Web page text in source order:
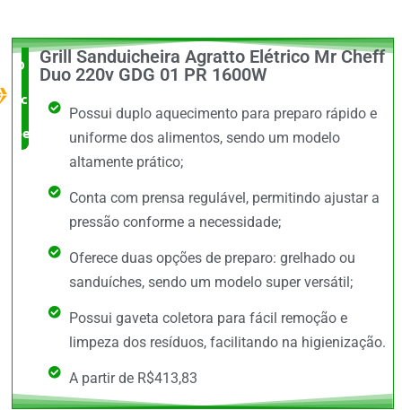
O Melhor
custo x
benefício
Grill Sanduicheira Agratto Elétrico Mr Cheff
Duo 220v GDG 01 PR 1600W
Possui duplo aquecimento para preparo rápido e
uniforme dos alimentos, sendo um modelo
altamente prático;
Conta com prensa regulável, permitindo ajustar a
pressão conforme a necessidade;
Oferece duas opções de preparo: grelhado ou
sanduíches, sendo um modelo super versátil;
Possui gaveta coletora para fácil remoção e
limpeza dos resíduos, facilitando na higienização.
A partir de R$413,83